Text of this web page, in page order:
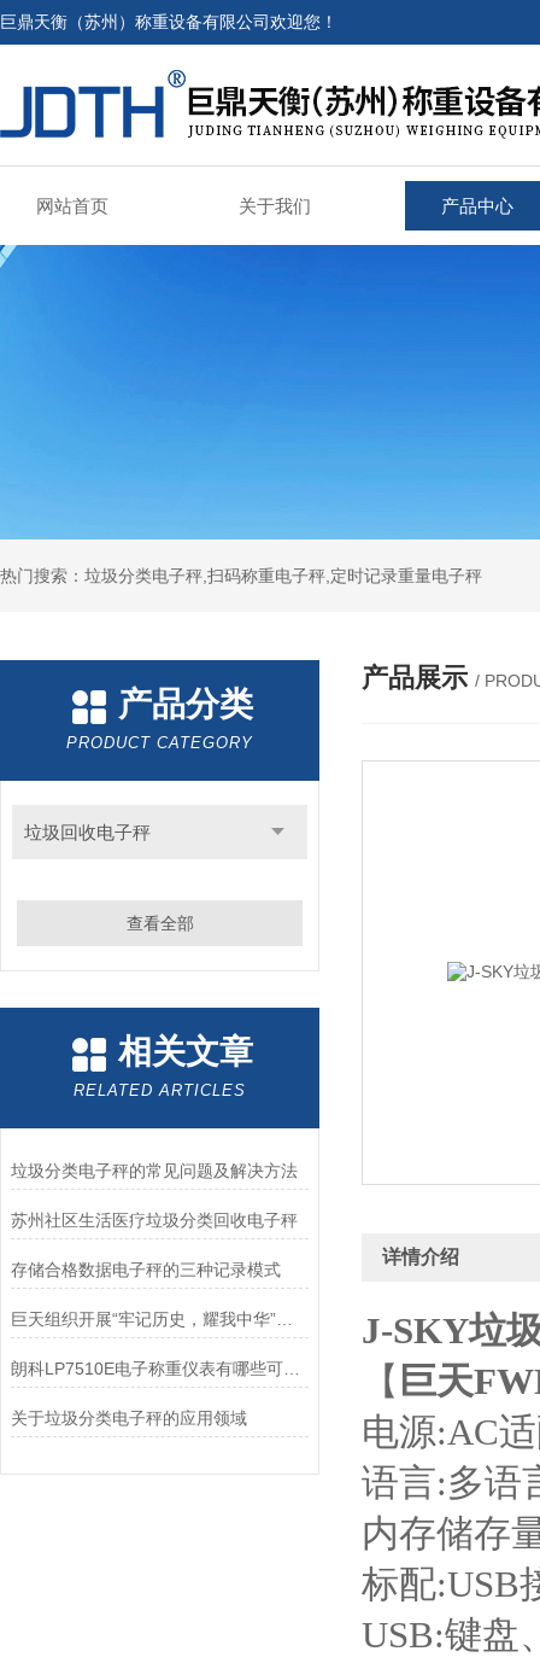
巨鼎天衡（苏州）称重设备有限公司欢迎您！
网站首页 关于我们 产品中心
热门搜索：垃圾分类电子秤,扫码称重电子秤,定时记录重量电子秤
产品分类
PRODUCT CATEGORY
垃圾回收电子秤
查看全部
相关文章
RELATED ARTICLES
垃圾分类电子秤的常见问题及解决方法
苏州社区生活医疗垃圾分类回收电子秤
存储合格数据电子秤的三种记录模式
巨天组织开展“牢记历史，耀我中华”主题观影活动
朗科LP7510E电子称重仪表有哪些可选配功能？
关于垃圾分类电子秤的应用领域
产品展示 /
详情介绍
J-SKY垃
【 巨天
电源:AC
语言:多语
内存储存
标配:USB
USB:键盘